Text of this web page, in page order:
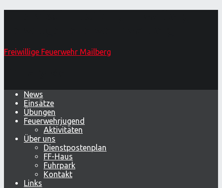
Freiwillige Feuerwehr Mailberg
News
Einsätze
Übungen
Feuerwehrjugend
Aktivitäten
Über uns
Dienstpostenplan
FF-Haus
Fuhrpark
Kontakt
Links